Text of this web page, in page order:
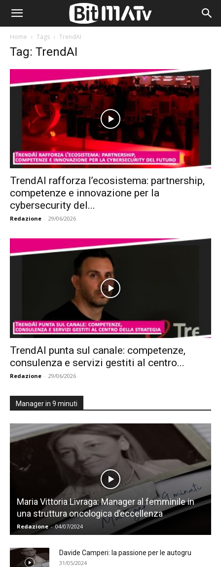
Home Tags TrendAI
Tag: TrendAI
TrendAI rafforza l’ecosistema: partnership,
competenze e innovazione per la
cybersecurity del...
Redazione - 29/06/2026
TrendAI punta sul canale: competenze,
consulenza e servizi gestiti al centro...
Redazione - 29/06/2026
Manager in 9 minuti
Maria Vittoria Livraga: Manager al femminile in
una struttura oncologica d’eccellenza
Redazione - 04/07/2024
Davide Camperi: la passione per le autogru
31/05/2024